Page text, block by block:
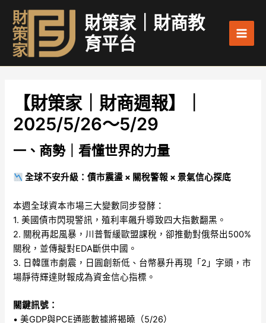
內
財策家｜財商教
育平台
【財策家｜財商週報】｜
2025/5/26～5/29
一、商勢｜看懂世界的力量
全球不安升級：債市震盪 × 關稅警報 × 景氣信心探底
本週全球資本市場三大變數同步發酵：
1. 美國債市閃現警訊，殖利率飆升導致四大指數翻黑。
2. 關稅再起風暴，川普暫緩歐盟課稅，卻推動對俄祭出500%
關稅，並傳擬對EDA斷供中國。
3. 日韓匯市劇震，日圓創新低、台幣暴升再現「2」字頭，市
場靜待輝達財報成為資金信心指標。
關鍵訊號：
• 美GDP與PCE通膨數據將揭曉（5/26）